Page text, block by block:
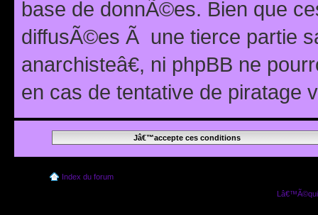
base de donnÃ©es. Bien que
diffusÃ©es Ã une tierce partie
anarchisteâ€, ni phpBB ne
en cas de tentative de piratage
Index du forum